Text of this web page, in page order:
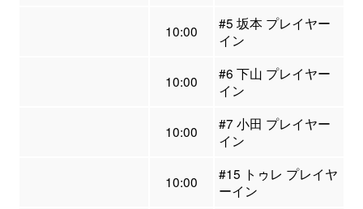
10:00
#5 坂本 プレイヤー
イン
10:00
#6 下山 プレイヤー
イン
10:00
#7 小田 プレイヤー
イン
10:00
#15 トゥレ プレイヤ
ーイン